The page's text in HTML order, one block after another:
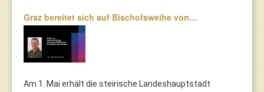
Graz bereitet sich auf Bischofsweihe von…
Am 1. Mai erhält die steirische Landeshauptstadt